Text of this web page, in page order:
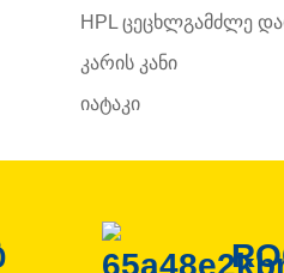
HPL Ცეცხლგამძლე
Კარის Კანი
Იატაკი